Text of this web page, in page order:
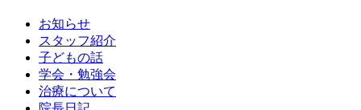
お知らせ
スタッフ紹介
子どもの話
学会・勉強会
治療について